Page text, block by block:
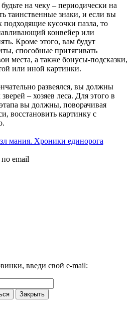
на чеку – периодически на
таинственные знаки, и если вы
подходящие кусочки пазла, то
конвейер или
Кроме этого, вам будут
способные притягивать
места, а также бонусы-подсказки,
или иной картинки.
развеялся, вы должны
– хозяев леса. Для этого в
вы должны, поворачивая
восстановить картинку с
мания. Хроники единорога
email
введи свой e-mail: